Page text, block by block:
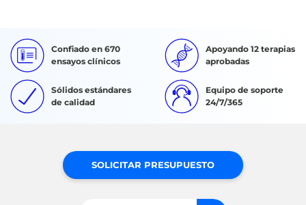
Confiado en 670
ensayos clínicos
Apoyando 12 terapias
aprobadas
Sólidos estándares
de calidad
Equipo de soporte
24/7/365
SOLICITAR PRESUPUESTO